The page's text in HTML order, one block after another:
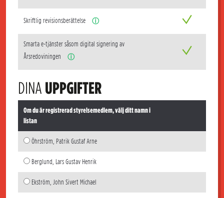
Skriftlig revisionsberättelse ⓘ
Smarta e-tjänster såsom digital signering av
Årsredoviningen
ⓘ
DINA UPPGIFTER
Om du är registrerad styrelsemedlem, välj ditt namn i
listan
Öhrström, Patrik Gustaf Arne
Berglund, Lars Gustav Henrik
Ekström, John Sivert Michael